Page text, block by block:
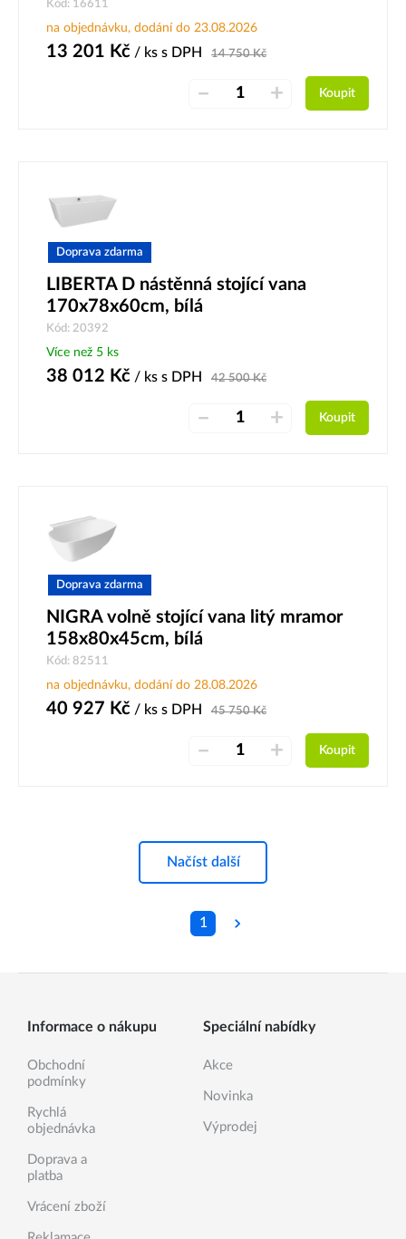
Kód: 16611
na objednávku, dodání do 23.08.2026
13 201 Kč / ks s DPH 14 750Kč
– + Koupit
Doprava zdarma
LIBERTA D nástěnná stojící vana
170x78x60cm, bílá
Kód: 20392
Více než 5 ks
38 012 Kč / ks s DPH 42 500Kč
– + Koupit
Doprava zdarma
NIGRA volně stojící vana litý mramor
158x80x45cm, bílá
Kód: 82511
na objednávku, dodání do 28.08.2026
40 927 Kč / ks s DPH 45 750Kč
– + Koupit
Načíst další
1
Informace o nákupu
Obchodní
podmínky
Rychlá
objednávka
Doprava a
platba
Vrácení zboží
Speciální nabídky
Akce
Novinka
Výprodej